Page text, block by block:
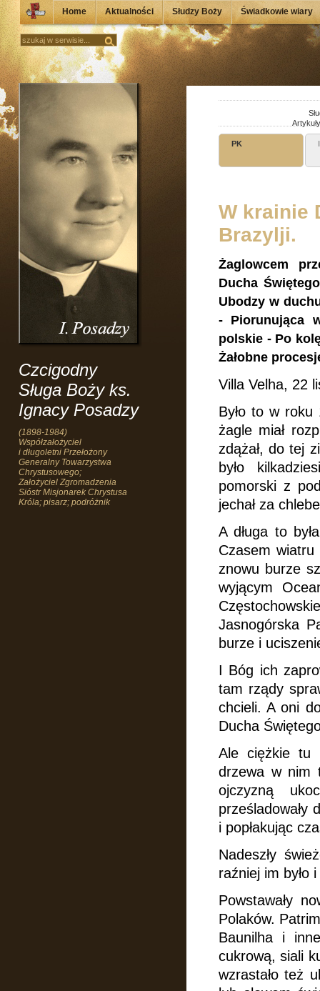
Home Aktualności Słudzy Boży Świadkowie wiary
Czcigodny
Sługa Boży ks.
Ignacy Posadzy
(1898-1984)
Współzałożyciel
i długoletni Przełożony
Generalny Towarzystwa
Chrystusowego;
Założyciel Zgromadzenia
Sióstr Misjonarek Chrystusa
Króla; pisarz; podróżnik
Artykuły
PK
W krainie
Brazylji.
Żaglowcem
Ducha
Ubodzy w
- Piorunująca
polskie - Po
Żałobne
Villa Velha, 22
Było to w roku
żagle miał
zdążał, do tej
było
pomorski z
jechał za
A długa to
Czasem wiatru
znowu burze
wyjącym
Jasnogórska
burze i
I Bóg ich
tam rządy
chcieli. A oni
Ducha
Ale ciężkie tu
drzewa w nim
ojczyzną
prześladowały
i popłakując
Nadeszły
raźniej im było i
Powstawały
Polaków.
Baunilha i
cukrową, siali
wzrastało też